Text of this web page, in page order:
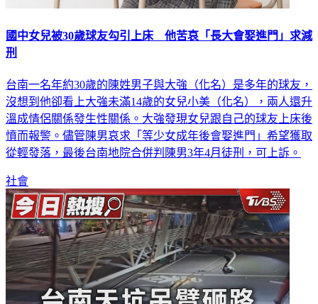
國中女兒被30歲球友勾引上床 他苦哀「長大會娶進門」求減
刑
台南一名年約30歲的陳姓男子與大強（化名）是多年的球友，
沒想到他卻看上大強未滿14歲的女兒小美（化名），兩人還升
溫成情侶關係發生性關係。大強發現女兒跟自己的球友上床後
憤而報警。儘管陳男哀求「等少女成年後會娶進門」希望獲取
從輕發落，最後台南地院合併判陳男3年4月徒刑，可上訴。
社會